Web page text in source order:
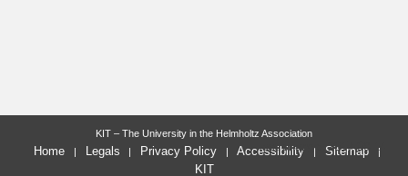
last change: 2017-09-14
KIT – The University in the Helmholtz Association
Home Legals Privacy Policy Accessibility
Sitemap
KIT